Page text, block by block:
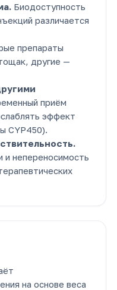
Биодоступность
различается
препараты
другие —
приём
эффект
CYP450).
и непереносимость
на основе веса